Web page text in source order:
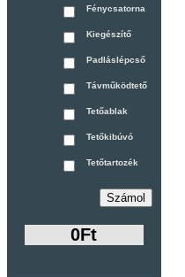
Fénycsatorna
Kiegészítő
Padláslépcső
Távműködtető
Tetőablak
Tetőkibúvó
Tetőtartozék
0Ft